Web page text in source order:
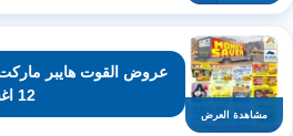
مشاهدة العرض
12 اغسطس